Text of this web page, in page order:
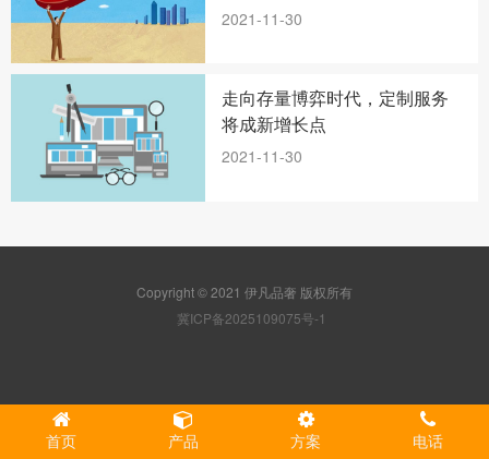
2021-11-30
走向存量博弈时代，定制服务
将成新增长点
2021-11-30
Copyright © 2021 伊凡品奢 版权所有
冀ICP备2025109075号-1
首页 产品 方案 电话